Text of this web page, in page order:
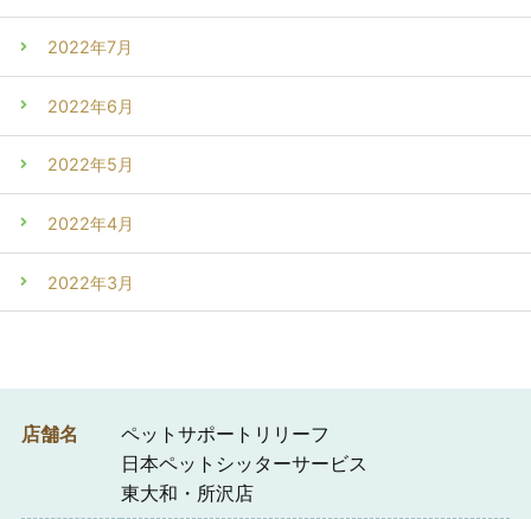
2022年7月
2022年6月
2022年5月
2022年4月
2022年3月
店舗名
ペットサポートリリーフ
日本ペットシッターサービス
東大和・所沢店